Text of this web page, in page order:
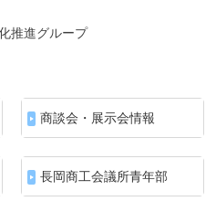
推進グループ
商談会・展示会情報
長岡商工会議所青年部